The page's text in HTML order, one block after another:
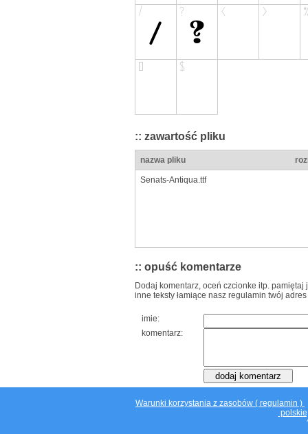
:: zawartość pliku
nazwa pliku
Senats-Antiqua.ttf
:: opuść komentarze
Dodaj komentarz, oceń czcionke itp.
inne teksty łamiące nasz regulamin twój
imie:
komentarz:
Warunki korzystania z zasobów ( regulamin )